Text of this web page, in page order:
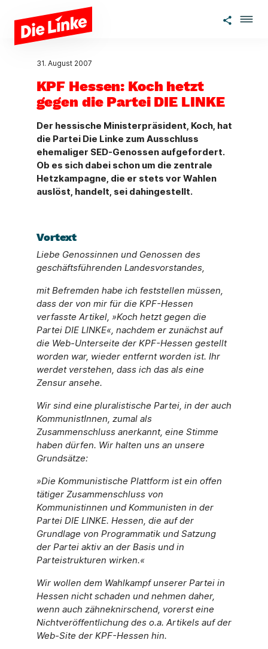
Zum Hauptinhalt springen
31. August 2007
KPF Hessen: Koch hetzt
gegen die Partei DIE LINKE
Der hessische Ministerpräsident, Koch, hat
die Partei Die Linke zum Ausschluss
ehemaliger SED-Genossen aufgefordert.
Ob es sich dabei schon um die zentrale
Hetzkampagne, die er stets vor Wahlen
auslöst, handelt, sei dahingestellt.
Vortext
Liebe Genossinnen und Genossen des
geschäftsführenden Landesvorstandes,
mit Befremden habe ich feststellen müssen,
dass der von mir für die KPF-Hessen
verfasste Artikel, »Koch hetzt gegen die
Partei DIE LINKE«, nachdem er zunächst auf
die Web-Unterseite der KPF-Hessen gestellt
worden war, wieder entfernt worden ist. Ihr
werdet verstehen, dass ich das als eine
Zensur ansehe.
Wir sind eine pluralistische Partei, in der auch
KommunistInnen, zumal als
Zusammenschluss anerkannt, eine Stimme
haben dürfen. Wir halten uns an unsere
Grundsätze:
»Die Kommunistische Plattform ist ein offen
tätiger Zusammenschluss von
Kommunistinnen und Kommunisten in der
Partei DIE LINKE. Hessen, die auf der
Grundlage von Programmatik und Satzung
der Partei aktiv an der Basis und in
Parteistrukturen wirken.«
Wir wollen dem Wahlkampf unserer Partei in
Hessen nicht schaden und nehmen daher,
wenn auch zähneknirschend, vorerst eine
Nichtveröffentlichung des o.a. Artikels auf der
Web-Site der KPF-Hessen hin.